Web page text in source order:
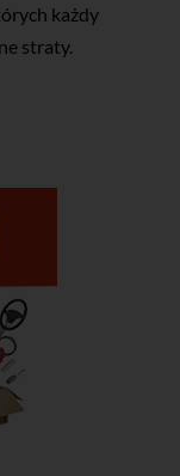
każdy
straty.